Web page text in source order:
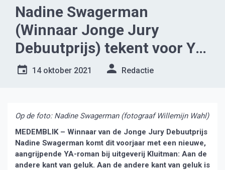
Nadine Swagerman
(Winnaar Jonge Jury
Debuutprijs) tekent voor YA
queer-roman bij Kluitman
14 oktober 2021 Redactie
Op de foto: Nadine Swagerman (fotograaf Willemijn Wahl)
MEDEMBLIK – Winnaar van de Jonge Jury Debuutprijs
Nadine Swagerman komt dit voorjaar met een nieuwe,
aangrijpende YA-roman bij uitgeverij Kluitman: Aan de
andere kant van geluk. Aan de andere kant van geluk is